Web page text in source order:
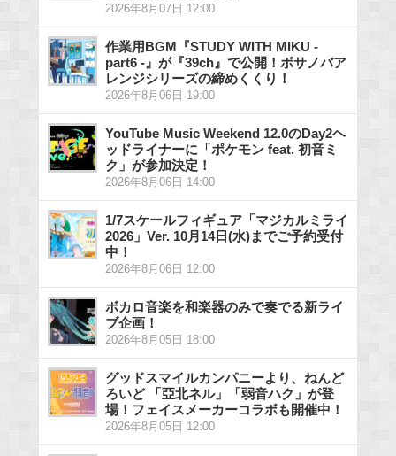
2026年8月07日 12:00
作業用BGM『STUDY WITH MIKU -
part6 -』が『39ch』で公開！ボサノバア
レンジシリーズの締めくくり！
2026年8月06日 19:00
YouTube Music Weekend 12.0のDay2ヘ
ッドライナーに「ポケモン feat. 初音ミ
ク」が参加決定！
2026年8月06日 14:00
1/7スケールフィギュア「マジカルミライ
2026」Ver. 10月14日(水)までご予約受付
中！
2026年8月06日 12:00
ボカロ音楽を和楽器のみで奏でる新ライ
ブ企画！
2026年8月05日 18:00
グッドスマイルカンパニーより、ねんど
ろいど 「亞北ネル」「弱音ハク」が登
場！フェイスメーカーコラボも開催中！
2026年8月05日 12:00